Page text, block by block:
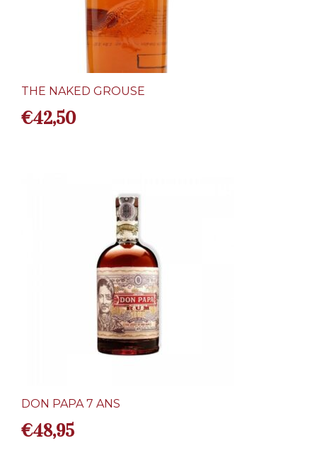
THE NAKED GROUSE
€42,50
DON PAPA 7 ANS
€48,95